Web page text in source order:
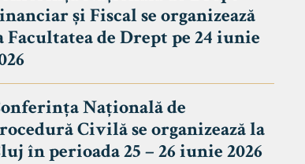
și Fiscal se organizează
Facultatea de Drept pe 24 iunie
Națională de
Civilă se organizează la
în perioada 25 – 26 iunie 2026